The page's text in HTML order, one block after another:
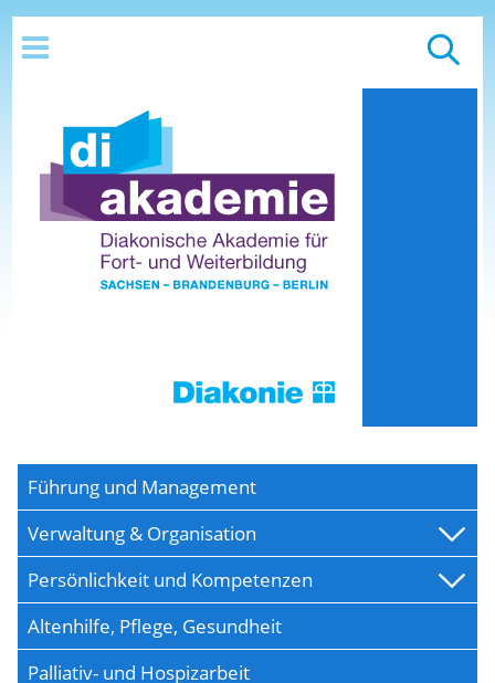
Führung und Management
Verwaltung & Organisation
Persönlichkeit und Kompetenzen
Altenhilfe, Pflege, Gesundheit
Palliativ- und Hospizarbeit